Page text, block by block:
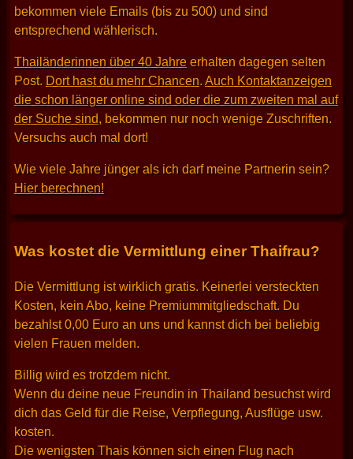
bekommen viele Emails (bis zu 500) und sind
entsprechend wählerisch.
Thailänderinnen über 40 Jahre erhalten dagegen selten
Post. Dort hast du mehr Chancen. Auch Kontaktanzeigen
die schon länger online sind oder die zum zweiten mal auf
der Suche sind, bekommen nur noch wenige Zuschriften.
Versuchs auch mal dort!
Wie viele Jahre jünger als ich darf meine Partnerin sein?
Hier berechnen!
Was kostet die Vermittlung einer Thaifrau?
Die Vermittlung ist wirklich gratis. Keinerlei versteckten
Kosten, kein Abo, keine Premiummitgliedschaft. Du
bezahlst 0,00 Euro an uns und kannst dich bei beliebig
vielen Frauen melden.
Billig wird es trotzdem nicht.
Wenn du deine neue Freundin in Thailand besuchst wird
dich das Geld für die Reise, Verpflegung, Ausflüge usw.
kosten.
Die wenigsten Thais können sich einen Flug nach